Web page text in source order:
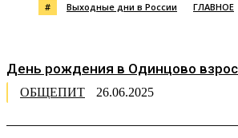
# Выходные дни в России ГЛАВНОЕ
День рождения в Одинцово
ОБЩЕПИТ 26.06.2025